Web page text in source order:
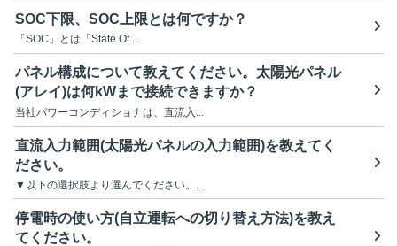
SOC下限、SOC上限とは何ですか？
「SOC」とは「State Of ...
パネル構成について教えてください。太陽光パネル
(アレイ)は何kWまで接続できますか？
当社パワーコンディショナは、直流入...
直流入力範囲(太陽光パネルの入力範囲)を教えてく
ださい。
▼以下の選択肢より選んでください。...
停電時の使い方(自立運転への切り替え方法)を教え
てください。